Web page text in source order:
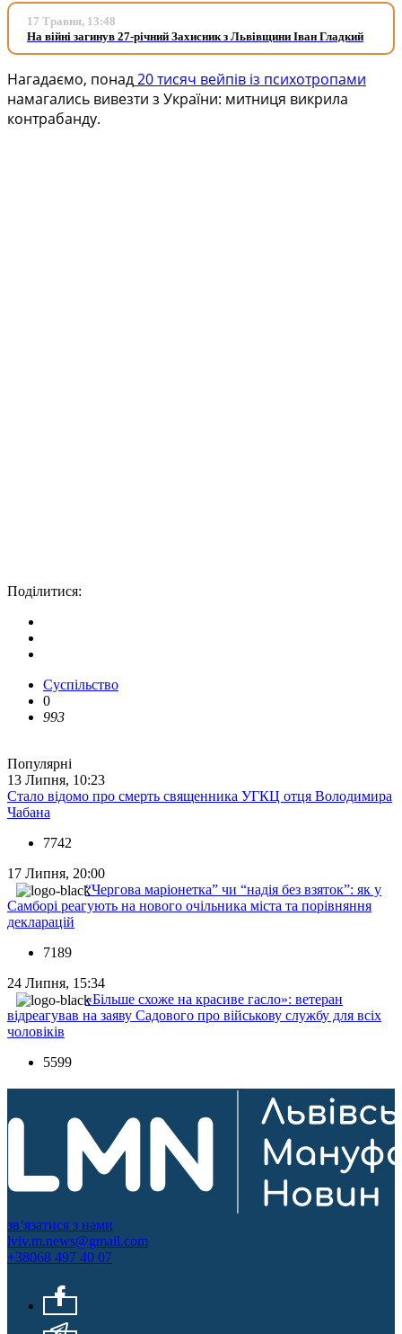
17 Травня, 13:48
На війні загинув 27-річний Захисник з Львівщини Іван Гладкий
Нагадаємо, понад20 тисяч вейпів із психотропами
намагались вивезти з України: митниця викрила
контрабанду.
Поділитися:
Суспільство
0
993
Популярні
13 Липня, 10:23
Стало відомо про смерть священника УГКЦ отця Володимира
Чабана
7742
17 Липня, 20:00
“Чергова маріонетка” чи “надія без взяток”: як у
Самборі реагують на нового очільника міста та порівняння
декларацій
7189
24 Липня, 15:34
«Більше схоже на красиве гасло»: ветеран
відреагував на заяву Садового про військову службу для всіх
чоловіків
5599
зв’язатися з нами
lviv.m.news@gmail.com
+38068 497 40 07